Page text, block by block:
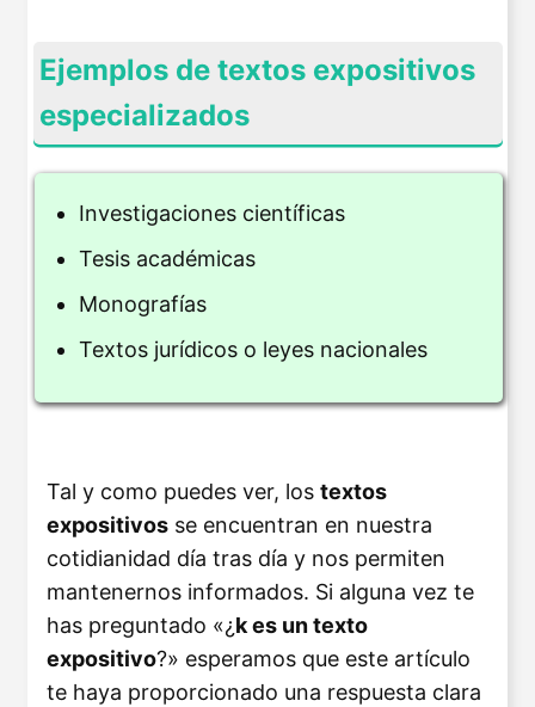
Ejemplos de textos expositivos
especializados
Investigaciones científicas
Tesis académicas
Monografías
Textos jurídicos o leyes nacionales
Tal y como puedes ver, los textos
expositivos se encuentran en nuestra
cotidianidad día tras día y nos permiten
mantenernos informados. Si alguna vez te
has preguntado «¿k es un texto
expositivo?» esperamos que este artículo
te haya proporcionado una respuesta clara